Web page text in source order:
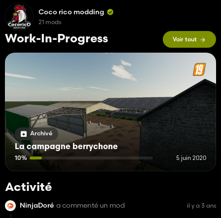
Work-In-Progress Voir tout
Archivé
La campagne berrychone
10% 5 juin 2020
Activité
NinjaDoré a commenté un mod il y a 3 ans
Coco rico modding
21 mods